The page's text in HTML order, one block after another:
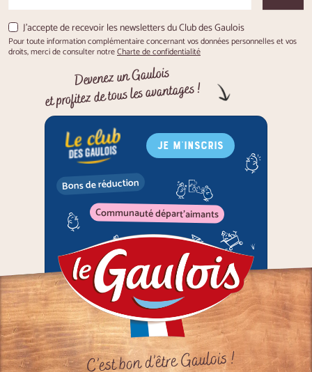
J'accepte de recevoir les newsletters du Club des Gaulois
Pour toute information complémentaire concernant vos données personnelles et vos
droits, merci de consulter notreCharte de confidentialité
Devenez un Gaulois
et profitez de tous les avantages !
JE M'INSCRIS
Bons de réduction
Communauté départ'aimants
C’est bon d’être Gaulois !